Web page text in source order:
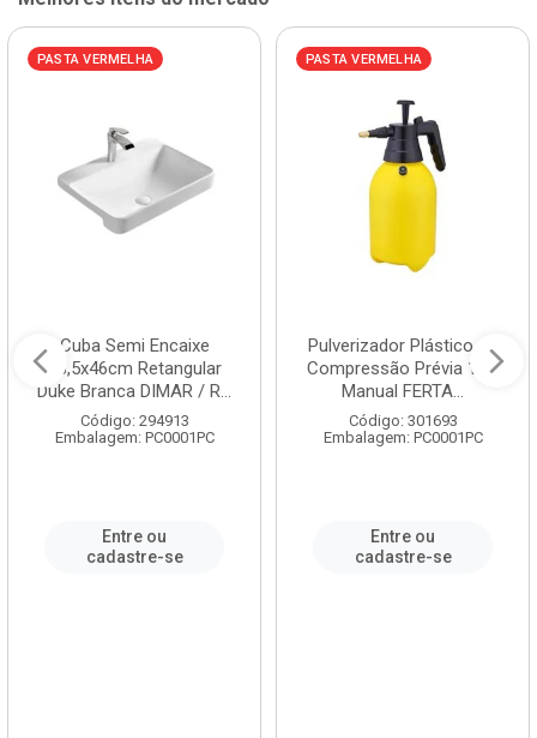
PASTA VERMELHA
Cuba Semi Encaixe
58,5x46cm Retangular
Duke Branca DIMAR / R...
Código: 294913
Embalagem: PC0001PC
Entre ou
cadastre-se
PASTA VERMELHA
Pulverizador Plástico de
Compressão Prévia 1,5L
Manual FERTA...
Código: 301693
Embalagem: PC0001PC
Entre ou
cadastre-se